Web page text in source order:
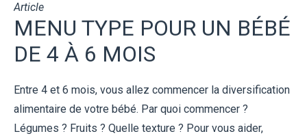
Article
MENU TYPE POUR UN BÉBÉ
DE 4 À 6 MOIS
Entre 4 et 6 mois, vous allez commencer la diversification
alimentaire de votre bébé. Par quoi commencer ?
Légumes ? Fruits ? Quelle texture ? Pour vous aider,